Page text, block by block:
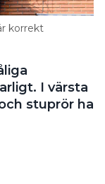
korrekt
I värsta
stuprör ha